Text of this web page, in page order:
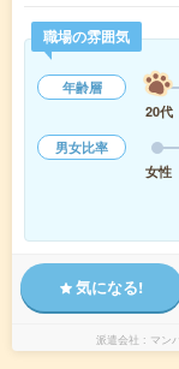
職場の雰囲気
年齢層
20代
男女比率
女性
気になる!
派遣会社 マン